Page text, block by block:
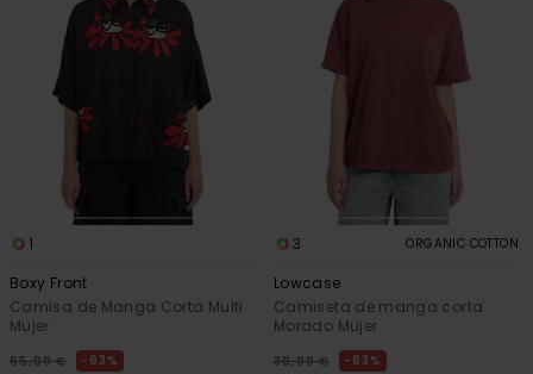
1
Boxy Front
Camisa de Manga Corta Multi
Mujer
65,00 € 63%
3 ORGANIC COTTON
Lowcase
Camiseta de manga corta
Morado Mujer
30,00 € 63%